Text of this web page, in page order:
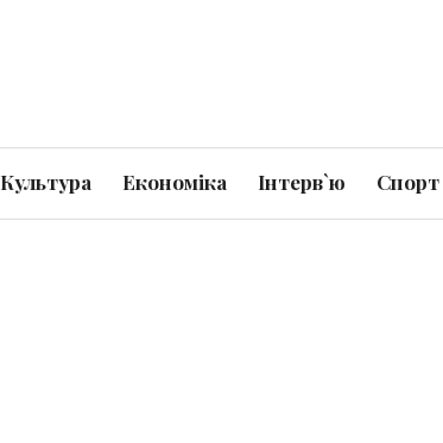
Культура Економіка Інтерв`ю Спорт